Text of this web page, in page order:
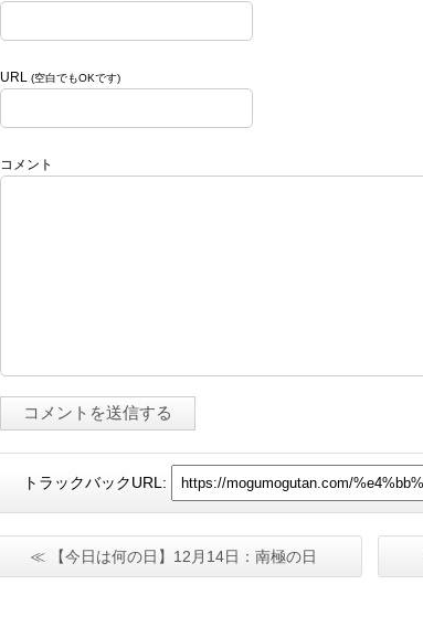
URL (空白でもOKです)
コメント
トラックバックURL:
≪ 【今日は何の日】12月14日：南極の日